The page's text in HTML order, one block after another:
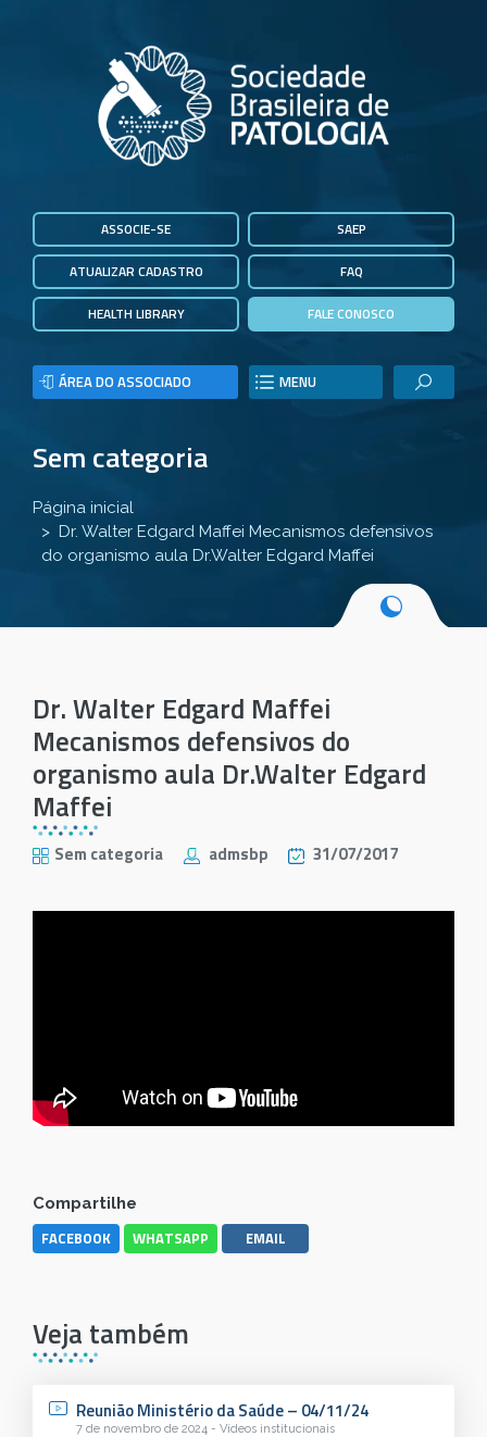
ASSOCIE-SE
ATUALIZAR CADASTRO
HEALTH LIBRARY
SAEP
FAQ
FALE CONOSCO
ÁREA DO ASSOCIADO MENU
Sem categoria
Página inicial
Dr. Walter Edgard Maffei Mecanismos defensivos
do organismo aula Dr.Walter Edgard Maffei
Dr. Walter Edgard Maffei
Mecanismos defensivos do
organismo aula Dr.Walter Edgard
Maffei
Sem categoria admsbp 31/07/2017
Compartilhe
FACEBOOK WHATSAPP EMAIL
Veja também
Reunião Ministério da Saúde – 04/11/24
7 de novembro de 2024 - Vídeos institucionais